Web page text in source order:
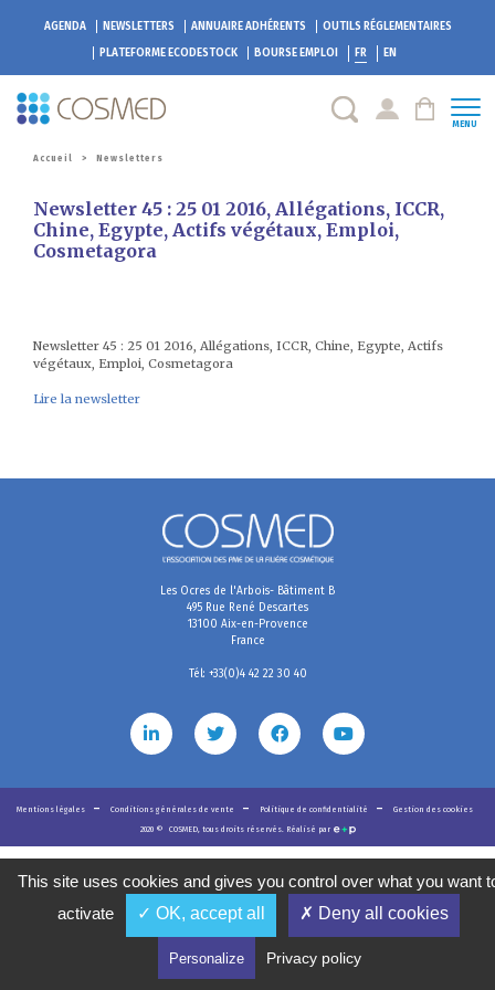
AGENDA NEWSLETTERS ANNUAIRE ADHÉRENTS
OUTILS RÉGLEMENTAIRES
PLATEFORME ECODESTOCK BOURSE EMPLOI FR EN
MENU
Accueil > Newsletters
Newsletter 45 : 25 01 2016, Allégations, ICCR,
Chine, Egypte, Actifs végétaux, Emploi,
Cosmetagora
Newsletter 45 : 25 01 2016, Allégations, ICCR, Chine, Egypte, Actifs
végétaux, Emploi, Cosmetagora
Lire la newsletter
Les Ocres de l'Arbois- Bâtiment B
495 Rue René Descartes
13100 Aix-en-Provence
France
Tél: +33(0)4 42 22 30 40
Mentions légales Conditions générales de vente Politique de confidentialité
Gestion des cookies
2020 © COSMED, tous droits réservés. Réalisé par
This site uses cookies and gives you control over what you want
activate
✓ OK, accept all ✗ Deny all cookies
Personalize Privacy policy